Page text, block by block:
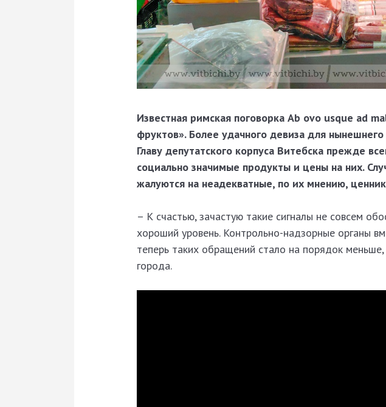
Известная римская поговорка Аb ovo usque ad
фруктов». Более удачного девиза для
Главу депутатского корпуса Витебска прежде
социально значимые продукты и цены на них.
жалуются на неадекватные, по их мнению,
– К счастью, зачастую такие сигналы не совсем
хороший уровень. Контрольно-надзорные органы
теперь таких обращений стало на порядок меньше,
города.